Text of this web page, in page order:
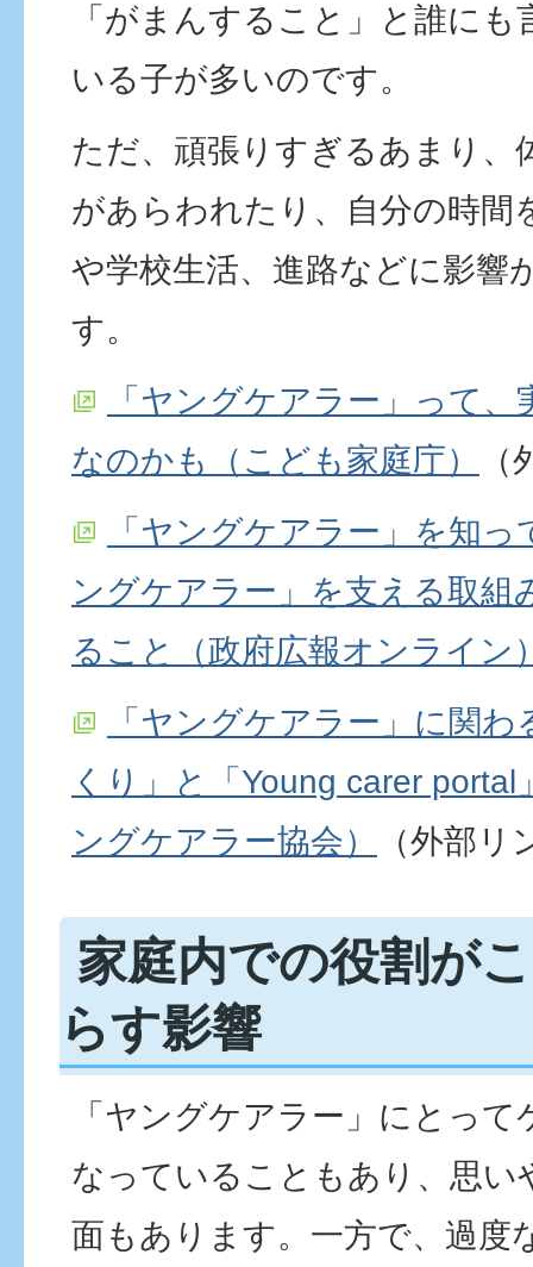
「がまんすること」と誰に
いる子が多いのです。
ただ、頑張りすぎるあまり、
があらわれたり、自分の時間
や学校生活、進路などに影響
す。
「ヤングケアラー」って
なのかも（こども家庭庁）
「ヤングケアラー」を知
ングケアラー」を支える取組
ること（政府広報オンライン
「ヤングケアラー」に関
くり」と「Young carer portal
ングケアラー協会）
（外部リ
家庭内での役割が
らす影響
「ヤングケアラー」にとっ
なっていることもあり、思い
面もあります。一方で、過度